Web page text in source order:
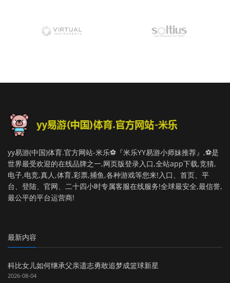
yy易游(中国)体育.官方网站-米乐⚽️『米乐YY易游小师妹推荐』,⚽️是
世界最受欢迎的在线品牌之一,网页版登录入口,全站app下载,竞猜,
电子,电竞,真人,体育,彩票,捕鱼,各种游戏等您来!入口、首页、平
台、登陆、官网、二十四小时专属客服在线服务!全球最安全,最信誉,
最公平的平台运营商!
最新内容
科比女儿如何继承父亲遗志勇敢追梦成篮球新星
2026-08-04